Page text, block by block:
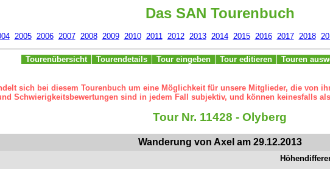
Das SAN Tourenbuch
2005 2006 2007 2008 2009 2010 2011 2012 2013 2014 2015 2016 2017 2018
Tourenübersicht Tourendetails Tour eingeben Tour editieren Touren
sich bei diesem Tourenbuch um eine Möglichkeit für unsere Mitglieder, die von
Schwierigkeitsbewertungen sind in jedem Fall subjektiv, und können keinesfalls
Tour Nr. 11428 - Olyberg
Wanderung von Axel am 29.12.2013